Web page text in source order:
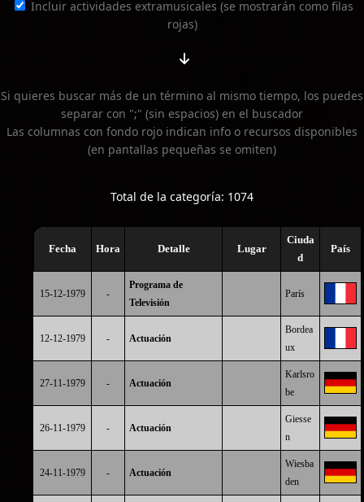
Incluir actividades extramusicales (se mostrarán como filas
rojas)
Si quieres buscar más de un término al mismo tiempo, los puedes
separar con ";" (sin espacios) en el buscador
Las columnas con fondo rojo indican info o recursos disponibles
(en pantallas pequeñas se omiten)
Total de la categoría: 1074
Fecha Hora Detalle Lugar
Ciuda
d
País
15-12-1979 -
Programa de
Televisión
París
12-12-1979 - Actuación
Bordea
ux
27-11-1979 - Actuación
Karlsro
be
26-11-1979 - Actuación
Giesse
n
24-11-1979 - Actuación
Wiesba
den